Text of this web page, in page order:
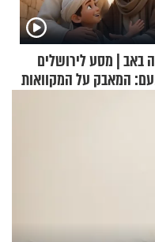
באב | מסע לירושלים
המאבק על המקוואות